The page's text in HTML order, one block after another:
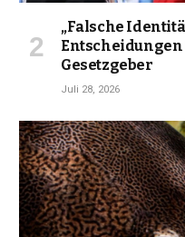
„Falsche
Gesetzgeber
Juli 28, 2026